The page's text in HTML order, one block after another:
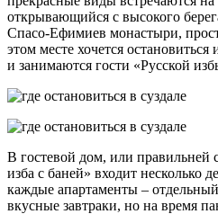
открывающийся с высокого
Спасо-Ефимиев монастыри,
этом месте хочется
и занимаются гости «Русской
В гостевой дом, или правильней
изба с баней» входит несколько
каждые апартаменты –
вкусные завтраки, но на время